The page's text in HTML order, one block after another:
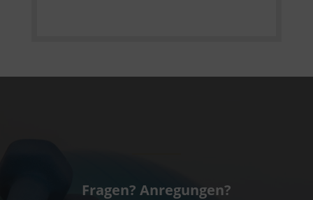
Fragen? Anregungen?